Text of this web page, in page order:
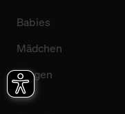
Babies
Mädchen
Jungen